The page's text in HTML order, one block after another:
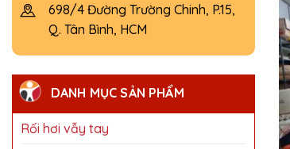
698/4 Đường Trường Chinh, P.15,
Q. Tân Bình, HCM
DANH MỤC SẢN PHẨM
Rối hơi vẫy tay